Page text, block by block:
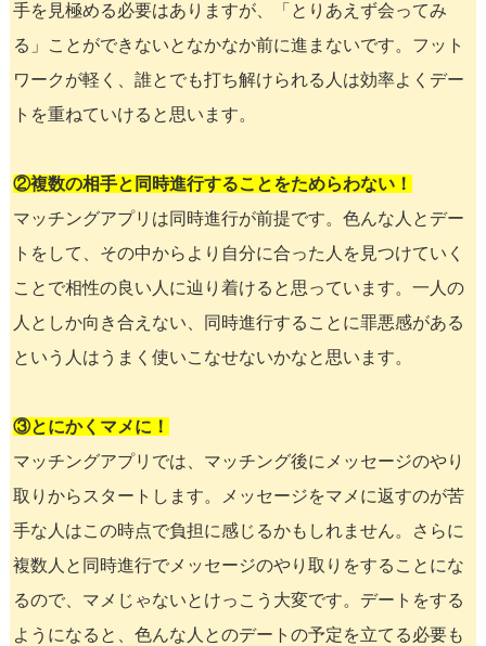
手を見極める必要はありますが、「とりあえず会ってみ
る」ことができないとなかなか前に進まないです。フット
ワークが軽く、誰とでも打ち解けられる人は効率よくデー
トを重ねていけると思います。
②複数の相手と同時進行することをためらわない！
マッチングアプリは同時進行が前提です。色んな人とデー
トをして、その中からより自分に合った人を見つけていく
ことで相性の良い人に辿り着けると思っています。一人の
人としか向き合えない、同時進行することに罪悪感がある
という人はうまく使いこなせないかなと思います。
③とにかくマメに！
マッチングアプリでは、マッチング後にメッセージのやり
取りからスタートします。メッセージをマメに返すのが苦
手な人はこの時点で負担に感じるかもしれません。さらに
複数人と同時進行でメッセージのやり取りをすることにな
るので、マメじゃないとけっこう大変です。デートをする
ようになると、色んな人とのデートの予定を立てる必要も